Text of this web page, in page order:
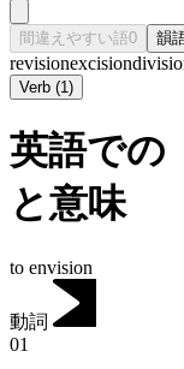
間違えやすい語0 韻
revisionexcision
Verb (1)
英語での
と意味
to envision
動詞
01